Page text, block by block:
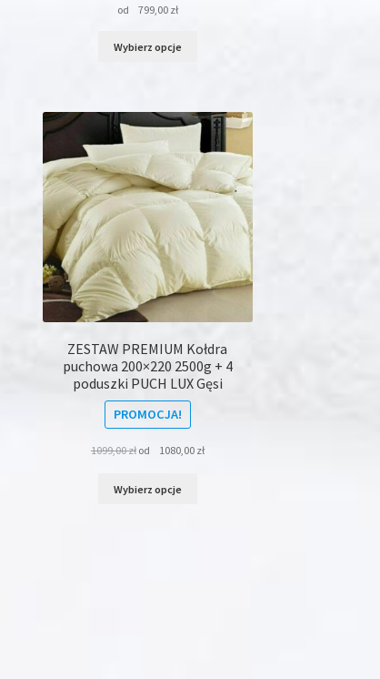
od 799,00 zł
Wybierz opcje
Opcje
można
wybrać
stronie
produktu
ZESTAW PREMIUM Kołdra
puchowa 200×220 2500g + 4
poduszki PUCH LUX Gęsi
PROMOCJA!
1099,00zł od 1080,00 zł
Wybierz opcje